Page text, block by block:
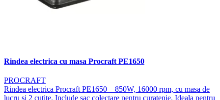
Rindea electrica cu masa Procraft PE1650
PROCRAFT
Rindea electrica Procraft PE1650 – 850W, 16000 rpm, cu masa de
lucru si 2 cutite. Include sac colectare pentru curatenie. Ideala pentru